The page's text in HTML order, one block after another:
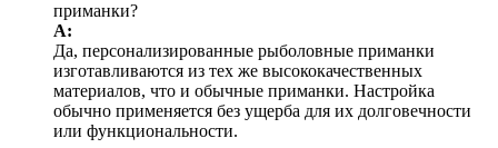
приманки?
А:
Да, персонализированные рыболовные приманки
изготавливаются из тех же высококачественных
материалов, что и обычные приманки. Настройка
обычно применяется без ущерба для их долговечности
или функциональности.